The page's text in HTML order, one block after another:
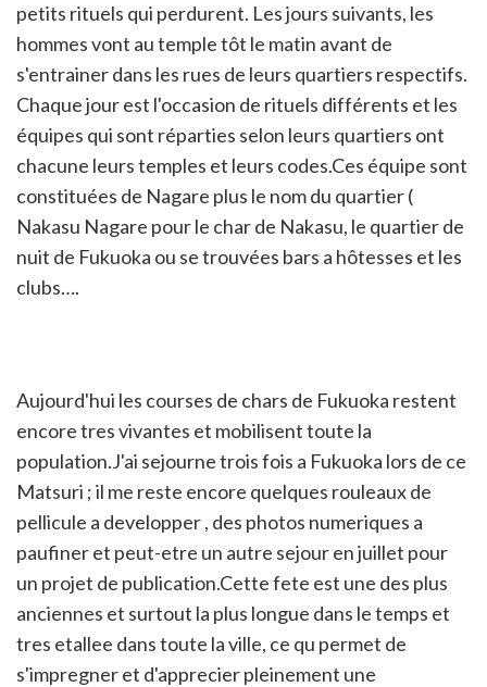
petits rituels qui perdurent. Les jours suivants, les
hommes vont au temple tôt le matin avant de
s'entrainer dans les rues de leurs quartiers respectifs.
Chaque jour est l'occasion de rituels différents et les
équipes qui sont réparties selon leurs quartiers ont
chacune leurs temples et leurs codes.Ces équipe sont
constituées de Nagare plus le nom du quartier (
Nakasu Nagare pour le char de Nakasu, le quartier de
nuit de Fukuoka ou se trouvées bars a hôtesses et les
clubs….
Aujourd'hui les courses de chars de Fukuoka restent
encore tres vivantes et mobilisent toute la
population.J'ai sejourne trois fois a Fukuoka lors de ce
Matsuri ; il me reste encore quelques rouleaux de
pellicule a developper , des photos numeriques a
paufiner et peut-etre un autre sejour en juillet pour
un projet de publication.Cette fete est une des plus
anciennes et surtout la plus longue dans le temps et
tres etallee dans toute la ville, ce qu permet de
s'impregner et d'apprecier pleinement une